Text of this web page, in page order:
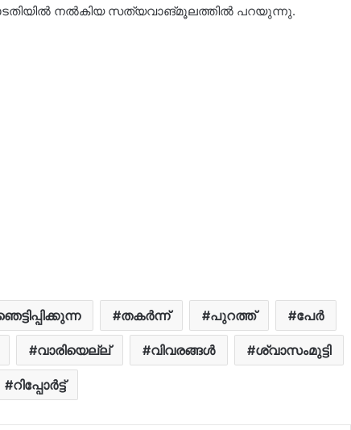
നല്‍കിയ സത്യവാങ്മൂലത്തില്‍ പറയുന്നു.
തകര്‍ന്ന് പുറത്ത് പേർ
വാരിയെല്ല് വിവരങ്ങൾ ശ്വാസംമുട്ടി
റിപ്പോർട്ട്